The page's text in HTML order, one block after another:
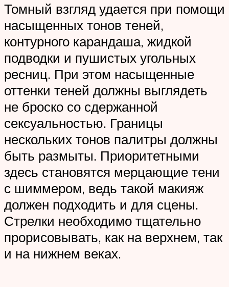
Томный взгляд удается при помощи
насыщенных тонов теней,
контурного карандаша, жидкой
подводки и пушистых угольных
ресниц. При этом насыщенные
оттенки теней должны выглядеть
не броско со сдержанной
сексуальностью. Границы
нескольких тонов палитры должны
быть размыты. Приоритетными
здесь становятся мерцающие тени
с шиммером, ведь такой макияж
должен подходить и для сцены.
Стрелки необходимо тщательно
прорисовывать, как на верхнем, так
и на нижнем веках.